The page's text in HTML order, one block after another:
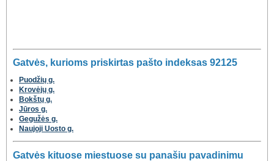
Gatvės, kurioms priskirtas pašto indeksas 92125
Puodžių g.
Krovėjų g.
Bokštų g.
Jūros g.
Gegužės g.
Naujoji Uosto g.
Gatvės kituose miestuose su panašiu pavadinimu